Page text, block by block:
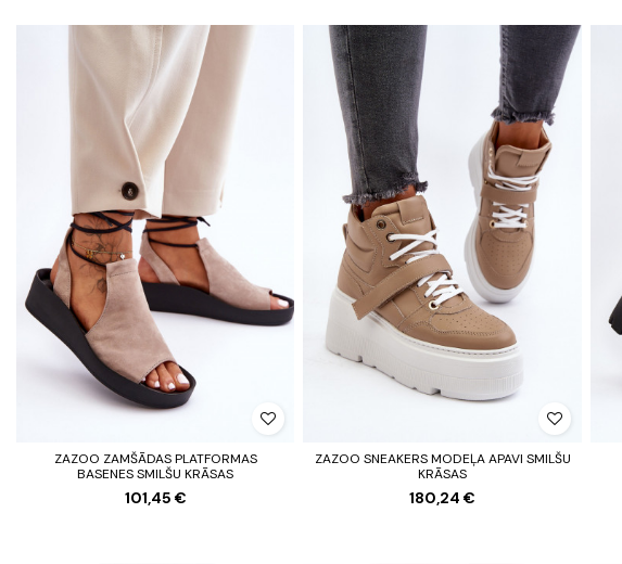
ZAZOO ZAMŠĀDAS PLATFORMAS
BASENES SMILŠU KRĀSAS
101,45 €
ZAZOO SNEAKERS MODEĻA APAVI SMILŠU
KRĀSAS
180,24 €